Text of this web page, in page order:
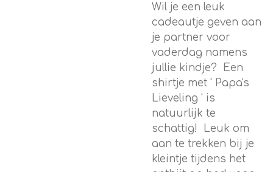
Wil je een leuk
cadeautje geven aan
je partner voor
vaderdag namens
jullie kindje? Een
shirtje met ' Papa's
Lieveling ' is
natuurlijk te
schattig! Leuk om
aan te trekken bij je
kleintje tijdens het